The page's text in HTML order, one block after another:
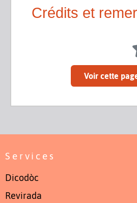
Crédits et
Voir cette
Services
Dicodòc
Revirada